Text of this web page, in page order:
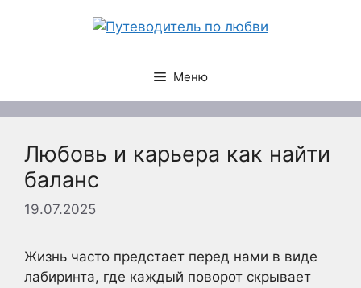
Меню
Любовь и карьера как найти
баланс
19.07.2025
Жизнь часто предстает перед нами в виде
лабиринта, где каждый поворот скрывает